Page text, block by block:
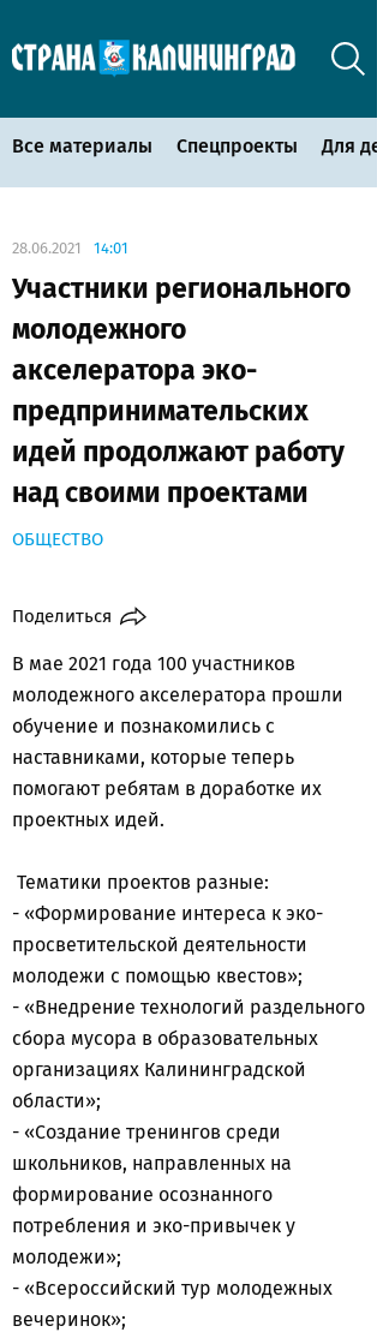
Все материалы Спецпроекты Для
28.06.2021 14:01
Участники регионального
молодежного
акселератора эко-
предпринимательских
идей продолжают работу
над своими проектами
ОБЩЕСТВО
Поделиться
В мае 2021 года 100 участников
молодежного акселератора прошли
обучение и познакомились с
наставниками, которые теперь
помогают ребятам в доработке их
проектных идей.
Тематики проектов разные:
- «Формирование интереса к эко-
просветительской деятельности
молодежи с помощью квестов»;
- «Внедрение технологий раздельного
сбора мусора в образовательных
организациях Калининградской
области»;
- «Создание тренингов среди
школьников, направленных на
формирование осознанного
потребления и эко-привычек у
молодежи»;
- «Всероссийский тур молодежных
вечеринок»;